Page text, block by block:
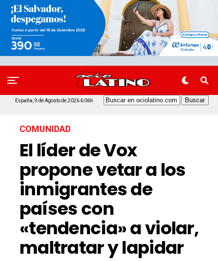
España, 9 de Agosto de 2026 6:06h
COMUNIDAD
El líder de Vox
propone vetar a los
inmigrantes de
países con
«tendencia» a violar,
maltratar y lapidar